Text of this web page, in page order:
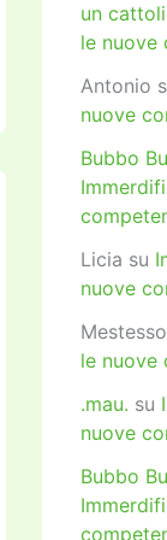
un
le nuove
Antonio
nuove
Bubbo
Licia su
nuove
le nuove
.mau. su
nuove
Bubbo